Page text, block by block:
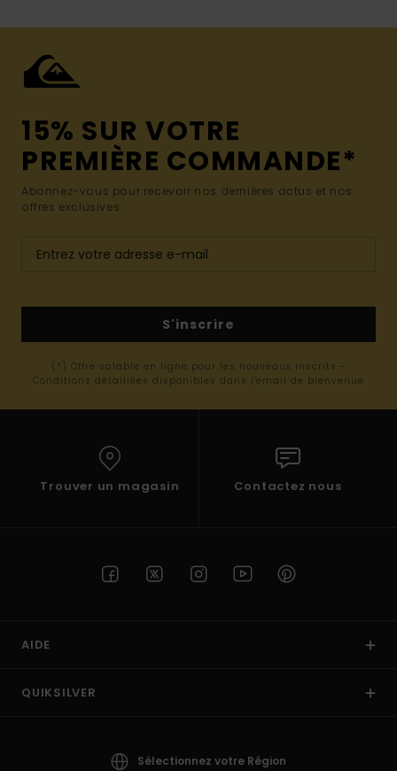
15% SUR VOTRE
PREMIÈRE COMMANDE*
Abonnez-vous pour recevoir nos dernières actus et nos
offres exclusives.
S'inscrire
(*) Offre valable en ligne pour les nouveaux inscrits -
Conditions détaillées disponibles dans l'email de bienvenue
Trouver un magasin Contactez nous
AIDE
QUIKSILVER
Sélectionnez votre Région